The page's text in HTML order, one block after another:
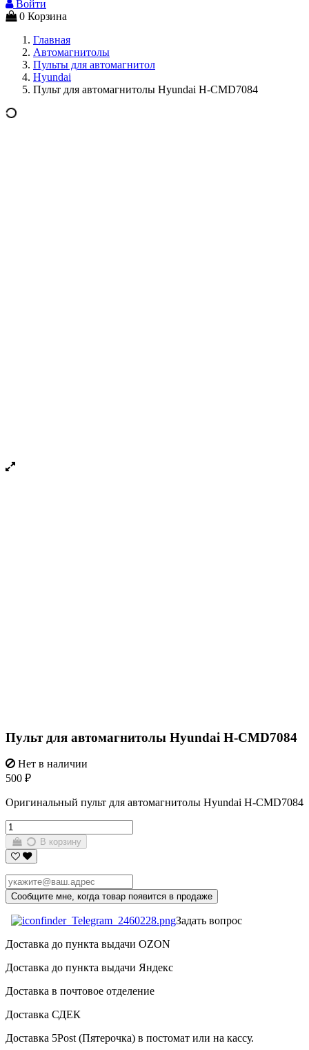
Войти
0 Корзина
Главная
Автомагнитолы
Пульты для автомагнитол
Hyundai
Пульт для автомагнитолы Hyundai H-CMD7084
Пульт для автомагнитолы Hyundai H-CMD7084
Нет в наличии
500 ₽
Оригинальный пульт для автомагнитолы Hyundai H-CMD7084
В корзину
Задать вопрос
Доставка до пункта выдачи OZON
Доставка до пункта выдачи Яндекс
Доставка в почтовое отделение
Доставка СДЕК
Доставка 5Post (Пятерочка) в постомат или на кассу.